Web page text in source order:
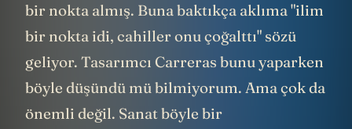
bir nokta almış. Buna baktıkça aklıma "ilim
bir nokta idi, cahiller onu çoğalttı" sözü
geliyor. Tasarımcı Carreras bunu yaparken
böyle düşündü mü bilmiyorum. Ama çok da
önemli değil. Sanat böyle bir